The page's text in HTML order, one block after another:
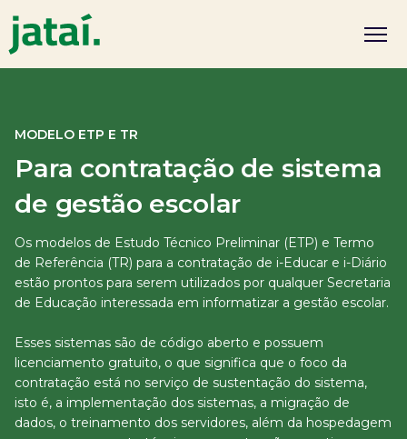
MODELO ETP E TR
Para contratação de sistema
de gestão escolar
Os modelos de Estudo Técnico Preliminar (ETP) e Termo
de Referência (TR) para a contratação de i-Educar e i-Diário
estão prontos para serem utilizados por qualquer Secretaria
de Educação interessada em informatizar a gestão escolar.
Esses sistemas são de código aberto e possuem
licenciamento gratuito, o que significa que o foco da
contratação está no serviço de sustentação do sistema,
isto é, a implementação dos sistemas, a migração de
dados, o treinamento dos servidores, além da hospedagem